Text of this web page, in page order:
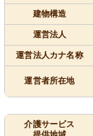
建物構造
運営法人
運営法人カナ名称
運営者所在地
介護サービス